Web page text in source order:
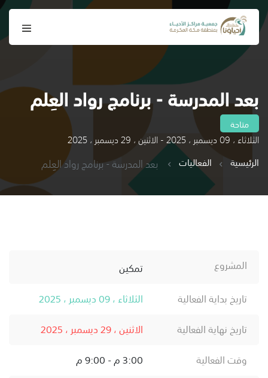
بعد المدرسة - برنامج رواد العِلم
متاحة
الثلاثاء ، 09 ديسمبر ، 2025 - الاثنين ، 29 ديسمبر ، 2025
الرئيسية
الفعاليات بعد المدرسة - برنامج رواد العِلم
المشروع
تمكين
تاريخ بداية الفعالية
الثلاثاء ، 09 ديسمبر ، 2025
تاريخ نهاية الفعالية
الاثنين ، 29 ديسمبر ، 2025
وقت الفعالية
3:00 م - 9:00 م